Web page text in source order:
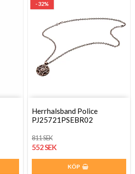
- 32%
Herrhalsband Police
PJ25721PSEBR02
811 SEK
552 SEK
KÖP